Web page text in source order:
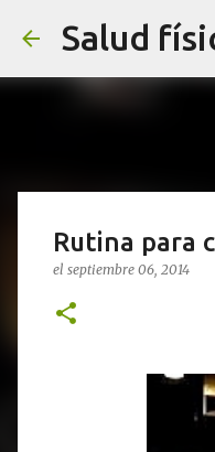
Salud
Rutina para
el septiembre 06, 2014